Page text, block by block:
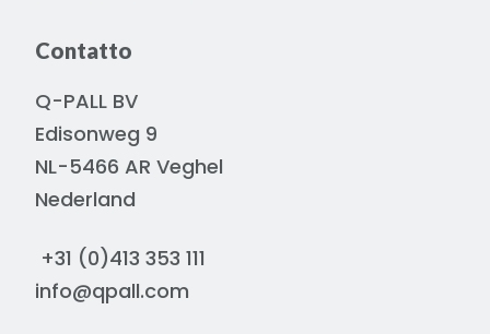
Contatto
Q-PALL BV
Edisonweg 9
NL-5466 AR Veghel
Nederland
+31 (0)413 353 111
info@qpall.com